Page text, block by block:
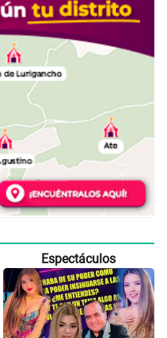
Espectáculos